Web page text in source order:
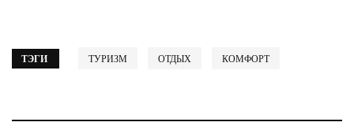
ТЭГИ ТУРИЗМ ОТДЫХ КОМФОРТ